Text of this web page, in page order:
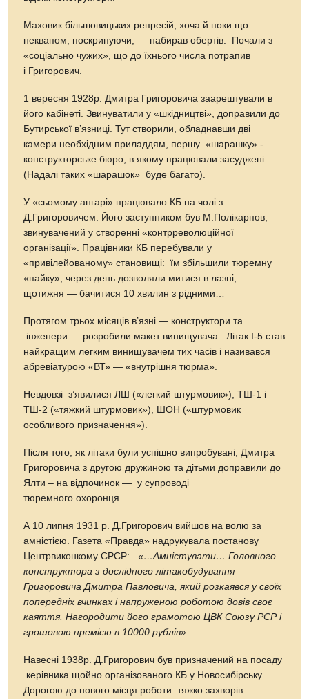
Маховик більшовицьких репресій, хоча й поки що
неквапом, поскрипуючи, — набирав обертів. Почали з
«соціально чужих», що до їхнього числа потрапив
і Григорович.
1 вересня 1928р. Дмитра Григоровича заарештували в
його кабінеті. Звинуватили у «шкідництві», доправили до
Бутирської в’язниці. Тут створили, обладнавши дві
камери необхідним приладдям, першу «шарашку» -
конструкторське бюро, в якому працювали засуджені.
(Надалі таких «шарашок» буде багато).
У «сьомому ангарі» працювало КБ на чолі з
Д.Григоровичем. Його заступником був М.Полікарпов,
звинувачений у створенні «контрреволюційної
організації». Працівники КБ перебували у
«привілейованому» становищі: їм збільшили тюремну
«пайку», через день дозволяли митися в лазні,
щотижня — бачитися 10 хвилин з рідними…
Протягом трьох місяців в’язні — конструктори та
інженери — розробили макет винищувача. Літак І-5 став
найкращим легким винищувачем тих часів і називався
абревіатурою «ВТ» — «внутрішня тюрма».
Невдовзі з’явилися ЛШ («легкий штурмовик»), ТШ-1 і
ТШ-2 («тяжкий штурмовик»), ШОН («штурмовик
особливого призначення»).
Після того, як літаки були успішно випробувані, Дмитра
Григоровича з другою дружиною та дітьми доправили до
Ялти – на відпочинок — у супроводі
тюремного охоронця.
А 10 липня 1931 р. Д.Григорович вийшов на волю за
амністією. Газета «Правда» надрукувала постанову
Центрвиконкому СРСР:«…Амністувати… Головного
конструктора з дослідного літакобудування
Григоровича Дмитра Павловича, який розкаявся у своїх
попередніх вчинках і напруженою роботою довів своє
каяття. Нагородити його грамотою ЦВК Союзу РСР і
грошовою премією в 10000 рублів».
Навесні 1938р. Д.Григорович був призначений на посаду
керівника щойно організованого КБ у Новосибірську.
Дорогою до нового місця роботи тяжко захворів.